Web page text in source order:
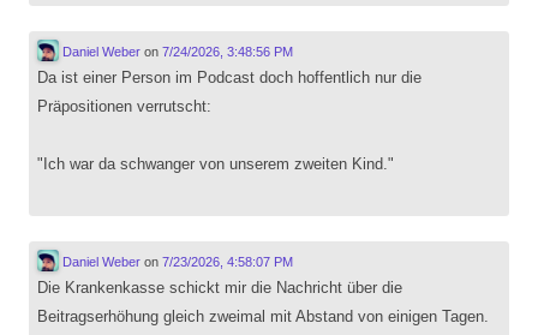
Daniel Weberon 7/24/2026, 3:48:56 PM
Da ist einer Person im Podcast doch hoffentlich nur die
Präpositionen verrutscht:
"Ich war da schwanger von unserem zweiten Kind."
Daniel Weberon 7/23/2026, 4:58:07 PM
Die Krankenkasse schickt mir die Nachricht über die
Beitragserhöhung gleich zweimal mit Abstand von einigen Tagen.